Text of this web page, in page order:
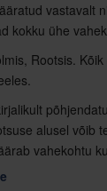
vastavalt
kokku ühe
Rootsis.
alusel võib
vahekohtu